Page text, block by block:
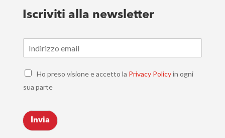
Iscriviti alla newsletter
m
C
e
k
b
o
Ho preso visione e accetto la Privacy Policyin ogni
sua parte
Invia